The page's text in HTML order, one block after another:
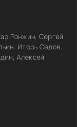
Ронжин, Сергей
Игорь Седов,
Алексей